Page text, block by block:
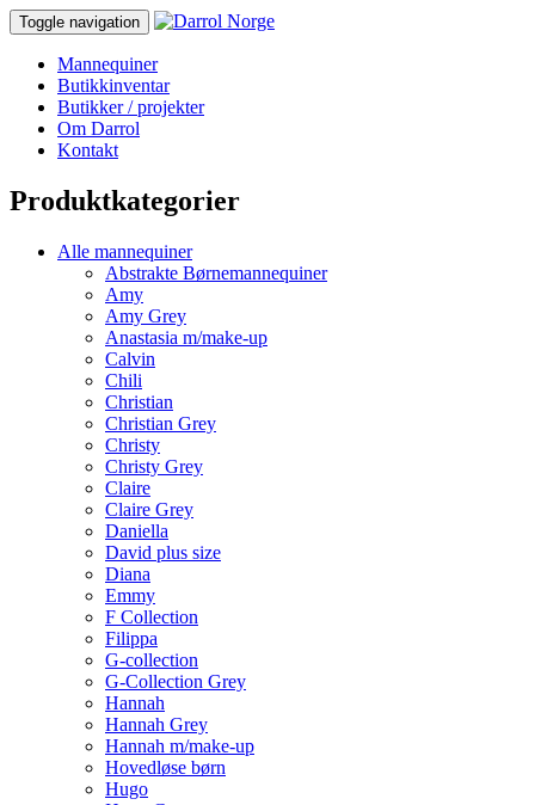
Toggle navigation
Mannequiner
Butikkinventar
Butikker / projekter
Om Darrol
Kontakt
Produktkategorier
Alle mannequiner
Abstrakte Børnemannequiner
Amy
Amy Grey
Anastasia m/make-up
Calvin
Chili
Christian
Christian Grey
Christy
Christy Grey
Claire
Claire Grey
Daniella
David plus size
Diana
Emmy
F Collection
Filippa
G-collection
G-Collection Grey
Hannah
Hannah Grey
Hannah m/make-up
Hovedløse børn
Hugo